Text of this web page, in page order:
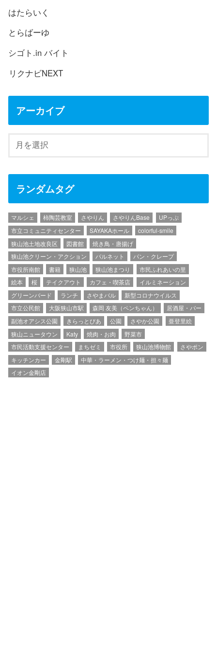
はたらいく
とらばーゆ
シゴト.in バイト
リクナビNEXT
アーカイブ
ランダムタグ
マルシェ 柿陶芸教室 さやりん さやりんBase
UPっぷ
市立コミュニティセンター
SAYAKAホール
colorful-smile
狭山池土地改良区
図書館
焼き鳥・唐揚げ
狭山池クリーン・アクション
パルネット
パン・クレープ
市役所南館
書籍 狭山池 狭山池まつり
市民ふれあいの里
絵本
桜 テイクアウト カフェ・喫茶店
イルミネーション
グリーンバード
ランチ さやまバル
新型コロナウイルス
市立公民館
大阪狭山市駅 森岡 友美（ペンちゃん）
居酒屋・バー
副池オアシス公園
きらっとぴあ 公園 さやか公園
亜登里絵
狭山ニュータウン
Katy 焼肉・お肉
野菜市
市民活動支援センター
まちゼミ 市役所 狭山池博物館
さやポン
キッチンカー
金剛駅
中華・ラーメン・つけ麺・担々麺
イオン金剛店